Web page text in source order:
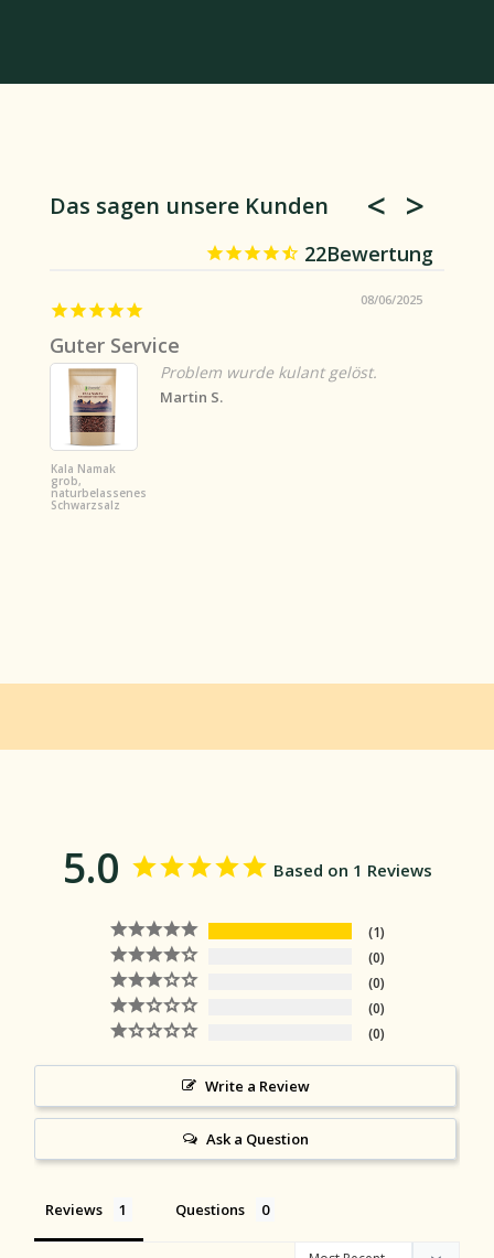
Das sagen unsere Kunden
22
08/06/2025
Guter Service
Kala Namak
grob,
naturbelassenes
Schwarzsalz
Problem wurde kulant gelöst.
Martin S.
5.0 Based on 1 Reviews
1
0
0
0
0
Write a Review
Ask a Question
Reviews Questions